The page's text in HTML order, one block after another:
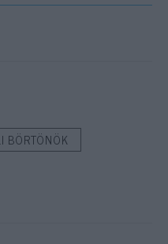
BÖRTÖNÖK